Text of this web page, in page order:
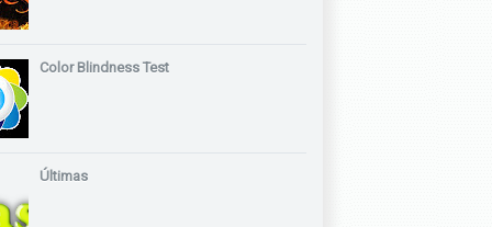
Color Blindness Test
Últimas